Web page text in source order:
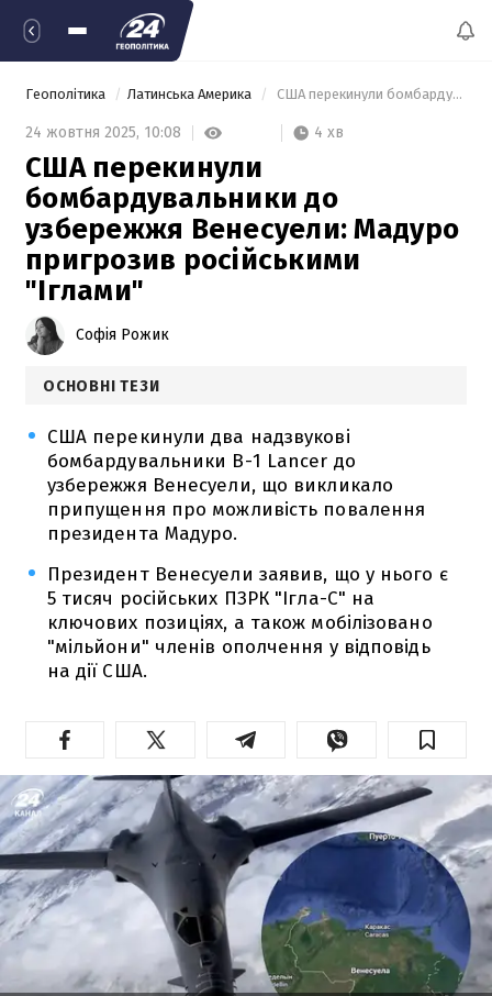
Геополітика Латинська Америка США перекинули бомбардувальники до узбережжя Венесуели: Мадуро пригрозив російськими "Іглами"
24 жовтня 2025, 10:08 4 хв
США перекинули
бомбардувальники до
узбережжя Венесуели: Мадуро
пригрозив російськими
"Іглами"
Софія Рожик
ОСНОВНІ ТЕЗИ
США перекинули два надзвукові
бомбардувальники B-1 Lancer до
узбережжя Венесуели, що викликало
припущення про можливість повалення
президента Мадуро.
Президент Венесуели заявив, що у нього є
5 тисяч російських ПЗРК "Ігла-С" на
ключових позиціях, а також мобілізовано
"мільйони" членів ополчення у відповідь
на дії США.